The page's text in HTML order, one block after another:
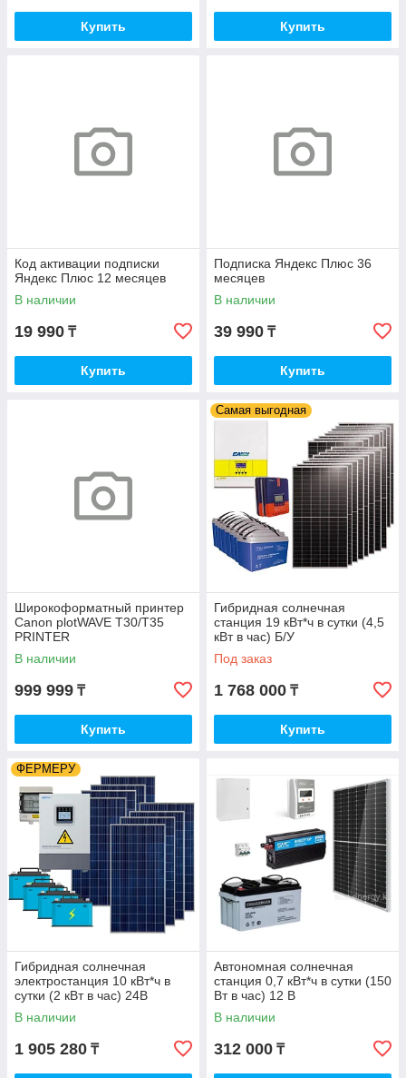
Купить Купить
Код активации подписки
Яндекс Плюс 12 месяцев
В наличии
19 990 ₸
Купить
Подписка Яндекс Плюс 36
месяцев
В наличии
39 990 ₸
Купить
Широкоформатный принтер
Canon plotWAVE T30/T35
PRINTER
В наличии
999 999 ₸
Купить
Самая выгодная
Гибридная солнечная
станция 19 кВт*ч в сутки (4,5
кВт в час) Б/У
Под заказ
1 768 000 ₸
Купить
ФЕРМЕРУ
Гибридная солнечная
электростанция 10 кВт*ч в
сутки (2 кВт в час) 24В
В наличии
1 905 280 ₸
Автономная солнечная
станция 0,7 кВт*ч в сутки (150
Вт в час) 12 В
В наличии
312 000 ₸